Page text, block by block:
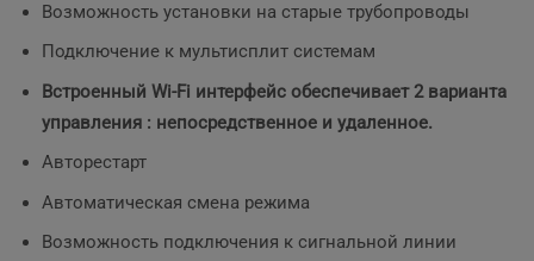
Возможность установки на старые трубопроводы
Подключение к мультисплит системам
Встроенный Wi-Fi интерфейс обеспечивает 2 варианта
управления : непосредственное и удаленное.
Авторестарт
Автоматическая смена режима
Возможность подключения к сигнальной линии